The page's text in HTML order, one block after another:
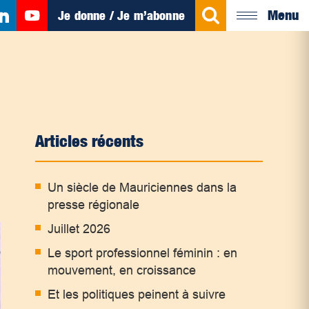
Je donne / Je m’abonne Menu
Articles récents
Un siècle de Mauriciennes dans la
presse régionale
Juillet 2026
Le sport professionnel féminin : en
mouvement, en croissance
Et les politiques peinent à suivre